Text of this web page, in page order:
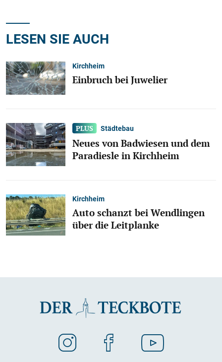
LESEN SIE AUCH
Kirchheim
Einbruch bei Juwelier
Städtebau
Neues von Badwiesen und dem
Paradiesle in Kirchheim
Kirchheim
Auto schanzt bei Wendlingen
über die Leitplanke